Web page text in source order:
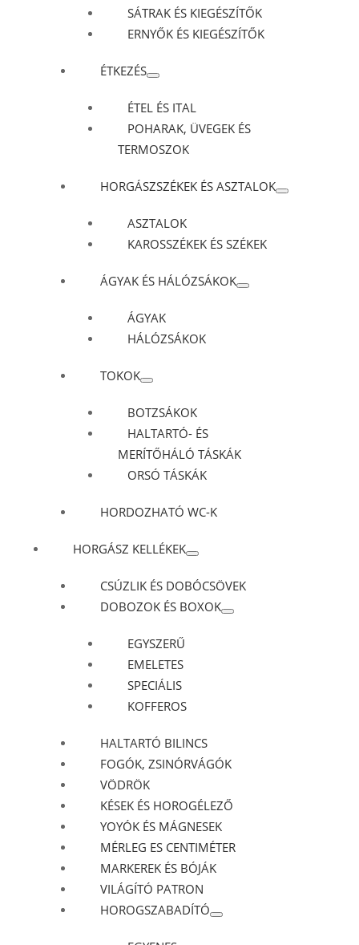
SÁTRAK ÉS KIEGÉSZÍTŐK
ERNYŐK ÉS KIEGÉSZÍTŐK
ÉTKEZÉS
ÉTEL ÉS ITAL
POHARAK, ÜVEGEK ÉS
TERMOSZOK
HORGÁSZSZÉKEK ÉS ASZTALOK
ASZTALOK
KAROSSZÉKEK ÉS SZÉKEK
ÁGYAK ÉS HÁLÓZSÁKOK
ÁGYAK
HÁLÓZSÁKOK
TOKOK
BOTZSÁKOK
HALTARTÓ- ÉS
MERÍTŐHÁLÓ TÁSKÁK
ORSÓ TÁSKÁK
HORDOZHATÓ WC-K
HORGÁSZ KELLÉKEK
CSÚZLIK ÉS DOBÓCSÖVEK
DOBOZOK ÉS BOXOK
EGYSZERŰ
EMELETES
SPECIÁLIS
KOFFEROS
HALTARTÓ BILINCS
FOGÓK, ZSINÓRVÁGÓK
VÖDRÖK
KÉSEK ÉS HOROGÉLEZŐ
YOYÓK ÉS MÁGNESEK
MÉRLEG ES CENTIMÉTER
MARKEREK ÉS BÓJÁK
VILÁGÍTÓ PATRON
HOROGSZABADÍTÓ